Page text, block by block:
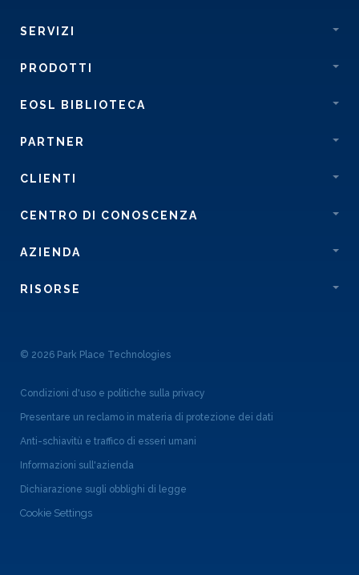
SERVIZI
PRODOTTI
EOSL BIBLIOTECA
PARTNER
CLIENTI
CENTRO DI CONOSCENZA
AZIENDA
RISORSE
© 2026 Park Place Technologies
Condizioni d'uso e politiche sulla privacy
Presentare un reclamo in materia di protezione dei dati
Anti-schiavitù e traffico di esseri umani
Informazioni sull'azienda
Dichiarazione sugli obblighi di legge
Cookie Settings